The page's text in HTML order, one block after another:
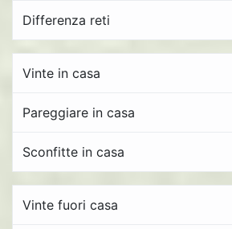
Differenza reti
Vinte in casa
Pareggiare in casa
Sconfitte in casa
Vinte fuori casa